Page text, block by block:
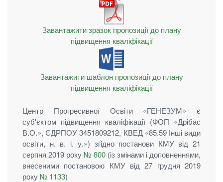
Завантажити зразок пропозиції до плану
підвищення кваліфікації
Завантажити шаблон пропозиції до плану
підвищення кваліфікації
Центр Прогресивної Освіти «ГЕНЕЗУМ» є
суб'єктом підвищення кваліфікації (ФОП «Дрібас
В.О.», ЄДРПОУ 3451809212, КВЕД «85.59 Інші види
освіти, н. в. і. у.») згідно постанови КМУ від 21
серпня 2019 року№ 800(із змінами і доповненнями,
внесеними постановою КМУ від 27 грудня 2019
року№ 1133)